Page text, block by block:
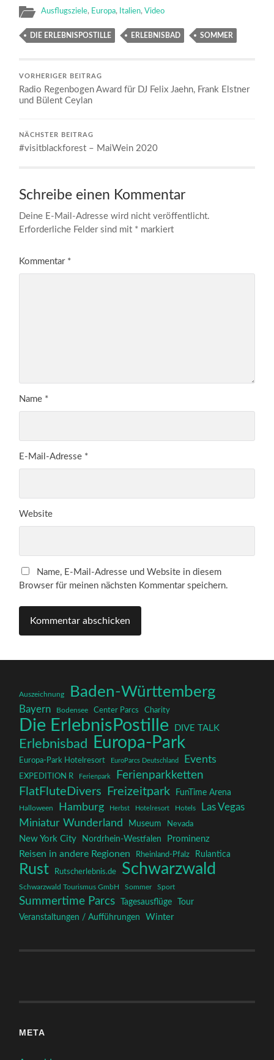
Ausflugsziele, Europa, Italien,Video
DIE ERLEBNISPOSTILLE ERLEBNISBAD SOMMER
VORHERIGER BEITRAG
Radio Regenbogen Award für DJ Felix Jaehn, Frank Elstner
und Bülent Ceylan
NÄCHSTER BEITRAG
#visitblackforest – MaiWein 2020
Schreibe einen Kommentar
Deine E-Mail-Adresse wird nicht veröffentlicht.
Erforderliche Felder sind mit * markiert
Kommentar *
Name *
E-Mail-Adresse *
Website
Name, E-Mail-Adresse und Website in diesem
Browser für meinen nächsten Kommentar speichern.
Auszeichnung Baden-Württemberg
Bayern Bodensee Center Parcs Charity
Die ErlebnisPostille DIVE TALK
Erlebnisbad Europa-Park
Europa-Park Hotelresort EuroParcs Deutschland Events
EXPEDITION R Ferienpark Ferienparkketten
FlatFluteDivers Freizeitpark FunTime Arena
Halloween Hamburg Herbst Hotelresort Hotels
Las Vegas
Miniatur Wunderland
Museum Nevada
New York City Nordrhein-Westfalen Prominenz
Reisen in andere Regionen Rheinland-Pfalz Rulantica
Rust Rutscherlebnis.de Schwarzwald
Schwarzwald Tourismus GmbH Sommer Sport
Summertime Parcs Tagesausflüge
Tour
Veranstaltungen / Aufführungen
Winter
META